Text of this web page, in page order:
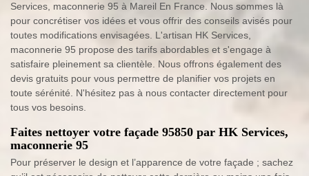
Services, maconnerie 95 à Mareil En France. Nous sommes là
pour concrétiser vos idées et vous offrir des conseils avisés pour
toutes modifications envisagées. L'artisan HK Services,
maconnerie 95 propose des tarifs abordables et s'engage à
satisfaire pleinement sa clientèle. Nous offrons également des
devis gratuits pour vous permettre de planifier vos projets en
toute sérénité. N'hésitez pas à nous contacter directement pour
tous vos besoins.
Faites nettoyer votre façade 95850 par HK Services,
maconnerie 95
Pour préserver le design et l’apparence de votre façade ; sachez